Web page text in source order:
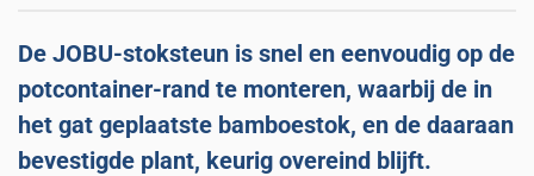
De JOBU-stoksteun is snel en eenvoudig op de
potcontainer-rand te monteren, waarbij de in
het gat geplaatste bamboestok, en de daaraan
bevestigde plant, keurig overeind blijft.